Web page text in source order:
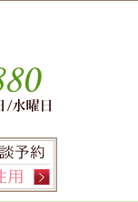
談所へ。
所ボンデクリック
約男性用